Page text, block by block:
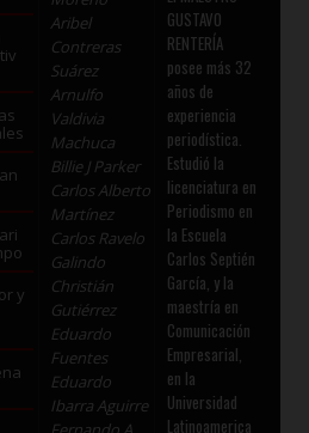
y
Aribel
Contreras
Suárez
Arnulfo
Valdivia
Machuca
Billie J Parker
Carlos Alberto
Martínez
Carlos Ravelo
Galindo
Christián
Gutiérrez
Eduardo
Fuentes
Eduardo
Ibarra Aguirre
GUSTAVO
RENTERÍA
posee más 32
años de
experiencia
periodística.
Estudió la
licenciatura en
Periodismo en
la Escuela
Carlos Septién
García, y la
maestría en
Comunicación
Empresarial,
en la
Universidad
Latinoamerica